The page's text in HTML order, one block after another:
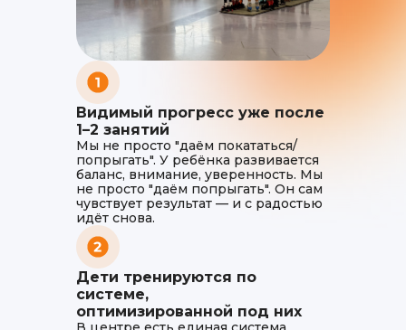
Видимый прогресс уже после
1–2 занятий
Мы не просто "даём покататься/
попрыгать". У ребёнка развивается
баланс, внимание, уверенность. Мы
не просто "даём попрыгать". Он сам
чувствует результат — и с радостью
идёт снова.
Дети тренируются по
системе,
оптимизированной под них